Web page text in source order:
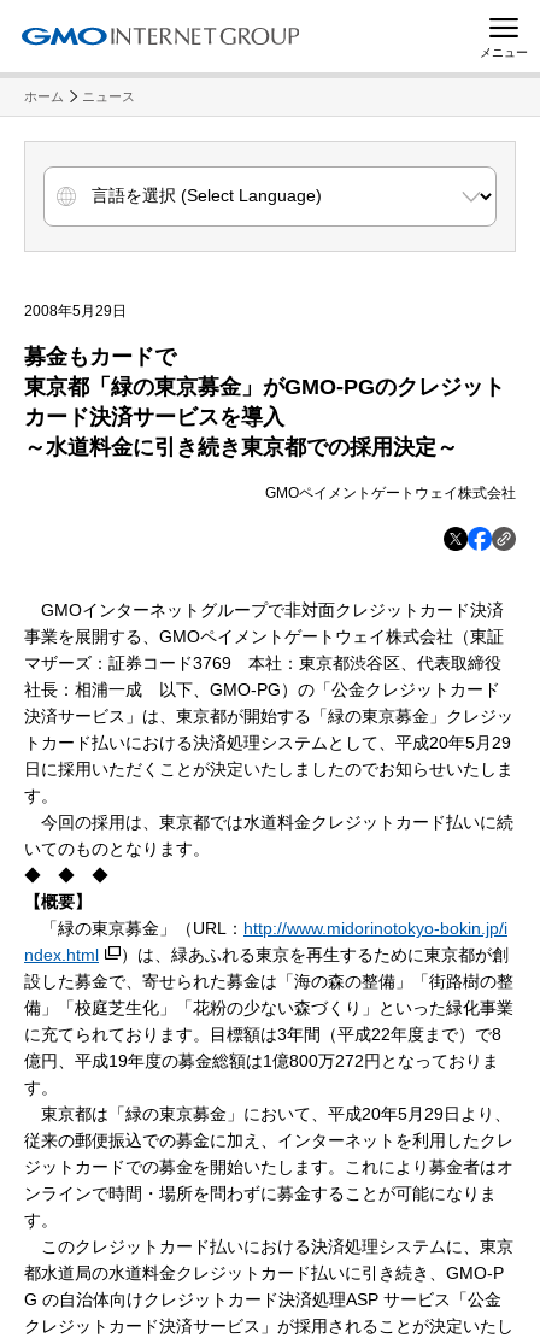
メニュー
ホーム ニュース
2008年5月29日
募金もカードで
東京都「緑の東京募金」がGMO-PGのクレジット
カード決済サービスを導入
～水道料金に引き続き東京都での採用決定～
GMOペイメントゲートウェイ株式会社
GMOインターネットグループで非対面クレジットカード決済
事業を展開する、GMOペイメントゲートウェイ株式会社（東証
マザーズ：証券コード3769 本社：東京都渋谷区、代表取締役
社長：相浦一成 以下、GMO-PG）の「公金クレジットカード
決済サービス」は、東京都が開始する「緑の東京募金」クレジッ
トカード払いにおける決済処理システムとして、平成20年5月29
日に採用いただくことが決定いたしましたのでお知らせいたしま
す。
今回の採用は、東京都では水道料金クレジットカード払いに続
いてのものとなります。
◆ ◆ ◆
【概要】
「緑の東京募金」（URL： http://www.midorinotokyo-bokin.jp/i
ndex.html
）は、緑あふれる東京を再生するために東京都が創
設した募金で、寄せられた募金は「海の森の整備」「街路樹の整
備」「校庭芝生化」「花粉の少ない森づくり」といった緑化事業
に充てられております。目標額は3年間（平成22年度まで）で8
億円、平成19年度の募金総額は1億800万272円となっておりま
す。
東京都は「緑の東京募金」において、平成20年5月29日より、
従来の郵便振込での募金に加え、インターネットを利用したクレ
ジットカードでの募金を開始いたします。これにより募金者はオ
ンラインで時間・場所を問わずに募金することが可能になりま
す。
このクレジットカード払いにおける決済処理システムに、東京
都水道局の水道料金クレジットカード払いに引き続き、GMO-P
G の自治体向けクレジットカード決済処理ASP サービス「公金
クレジットカード決済サービス」が採用されることが決定いたし